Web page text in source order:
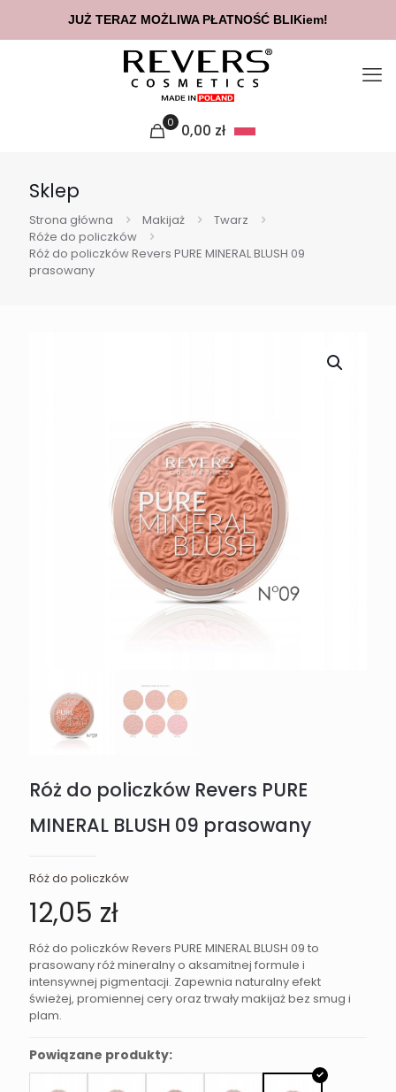
0 0,00 zł
Sklep
Strona główna Makijaż
Twarz
Róże do policzków
Róż do policzków Revers PURE MINERAL BLUSH 09
prasowany
Róż do policzków Revers PURE
MINERAL BLUSH 09 prasowany
Róż do policzków
12,05 zł
Róż do policzków Revers PURE MINERAL BLUSH 09 to
prasowany róż mineralny o aksamitnej formule i
intensywnej pigmentacji. Zapewnia naturalny efekt
świeżej, promiennej cery oraz trwały makijaż bez smug i
plam.
Powiązane produkty:
JUŻ TERAZ MOŻLIWA PŁATNOŚĆ BLIKiem!